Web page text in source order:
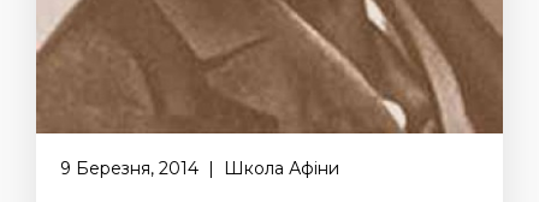
9 Березня, 2014 | Школа Афіни